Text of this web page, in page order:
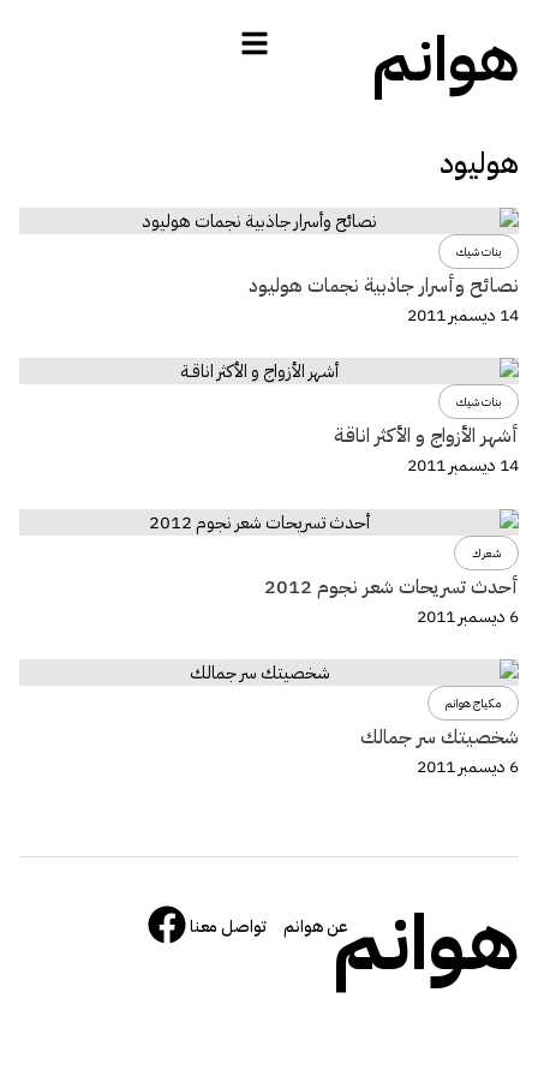
هوانم
هوليود
بنات شيك
نصائح وأسرار جاذبية نجمات هوليود
14 ديسمبر 2011
بنات شيك
أشهر الأزواج و الأكثر اناقـة
14 ديسمبر 2011
شعرك
أحدث تسريحات شعر نجوم ‏2012‏‏
6 ديسمبر 2011
مكياج هوانم
شخصيتك سر جمالك
6 ديسمبر 2011
هوانمعن هوانم تواصل معنا